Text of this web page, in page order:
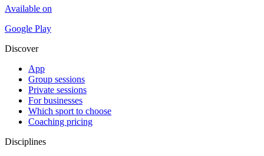
Available on
Google Play
Discover
App
Group sessions
Private sessions
For businesses
Which sport to choose
Coaching pricing
Disciplines